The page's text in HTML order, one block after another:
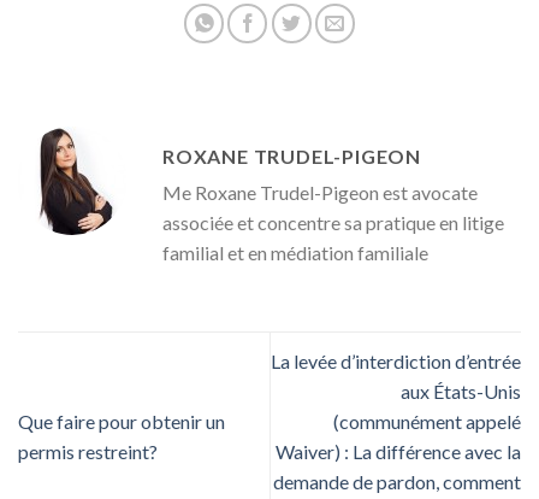
ROXANE TRUDEL-PIGEON
Me Roxane Trudel-Pigeon est avocate
associée et concentre sa pratique en litige
familial et en médiation familiale
Que faire pour obtenir un
permis restreint?
La levée d’interdiction d’entrée
aux États-Unis
(communément appelé
Waiver) : La différence avec la
demande de pardon, comment